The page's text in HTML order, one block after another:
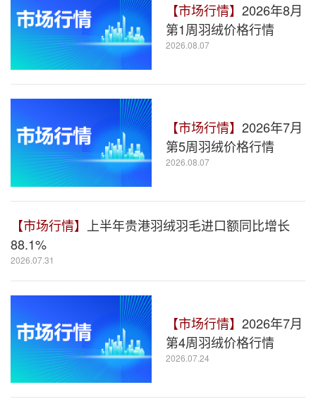
【市场行情】 2026年8月
第1周羽绒价格行情
2026.08.07
【市场行情】 2026年7月
第5周羽绒价格行情
2026.08.07
【市场行情】
上半年贵港羽绒羽毛进口额同比增长
88.1%
2026.07.31
【市场行情】 2026年7月
第4周羽绒价格行情
2026.07.24